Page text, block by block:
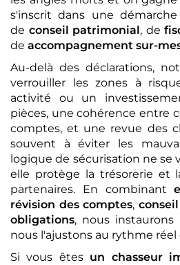
s'inscrit dans une
de conseil patrimonial, de
de accompagnement sur-
Au-delà des déclarations,
verrouiller les zones à
activité ou un
pièces, une cohérence entre
comptes, et une revue des
souvent à éviter les
logique de sécurisation ne se
elle protège la trésorerie et
partenaires. En combinant
révision des comptes,
obligations, nous
nous l'ajustons au rythme réel
Si vous êtes un chasseur